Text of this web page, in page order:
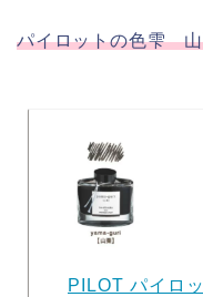
パイロットの色雫 山
PILOT パイロ